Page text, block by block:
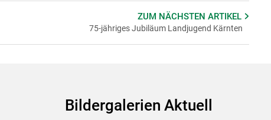
ZUM NÄCHSTENARTIKEL
75-jähriges Jubiläum Landjugend Kärnten
Bildergalerien Aktuell